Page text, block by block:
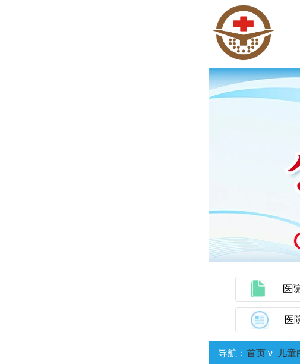
医
医
导航： 首页 ν 儿童